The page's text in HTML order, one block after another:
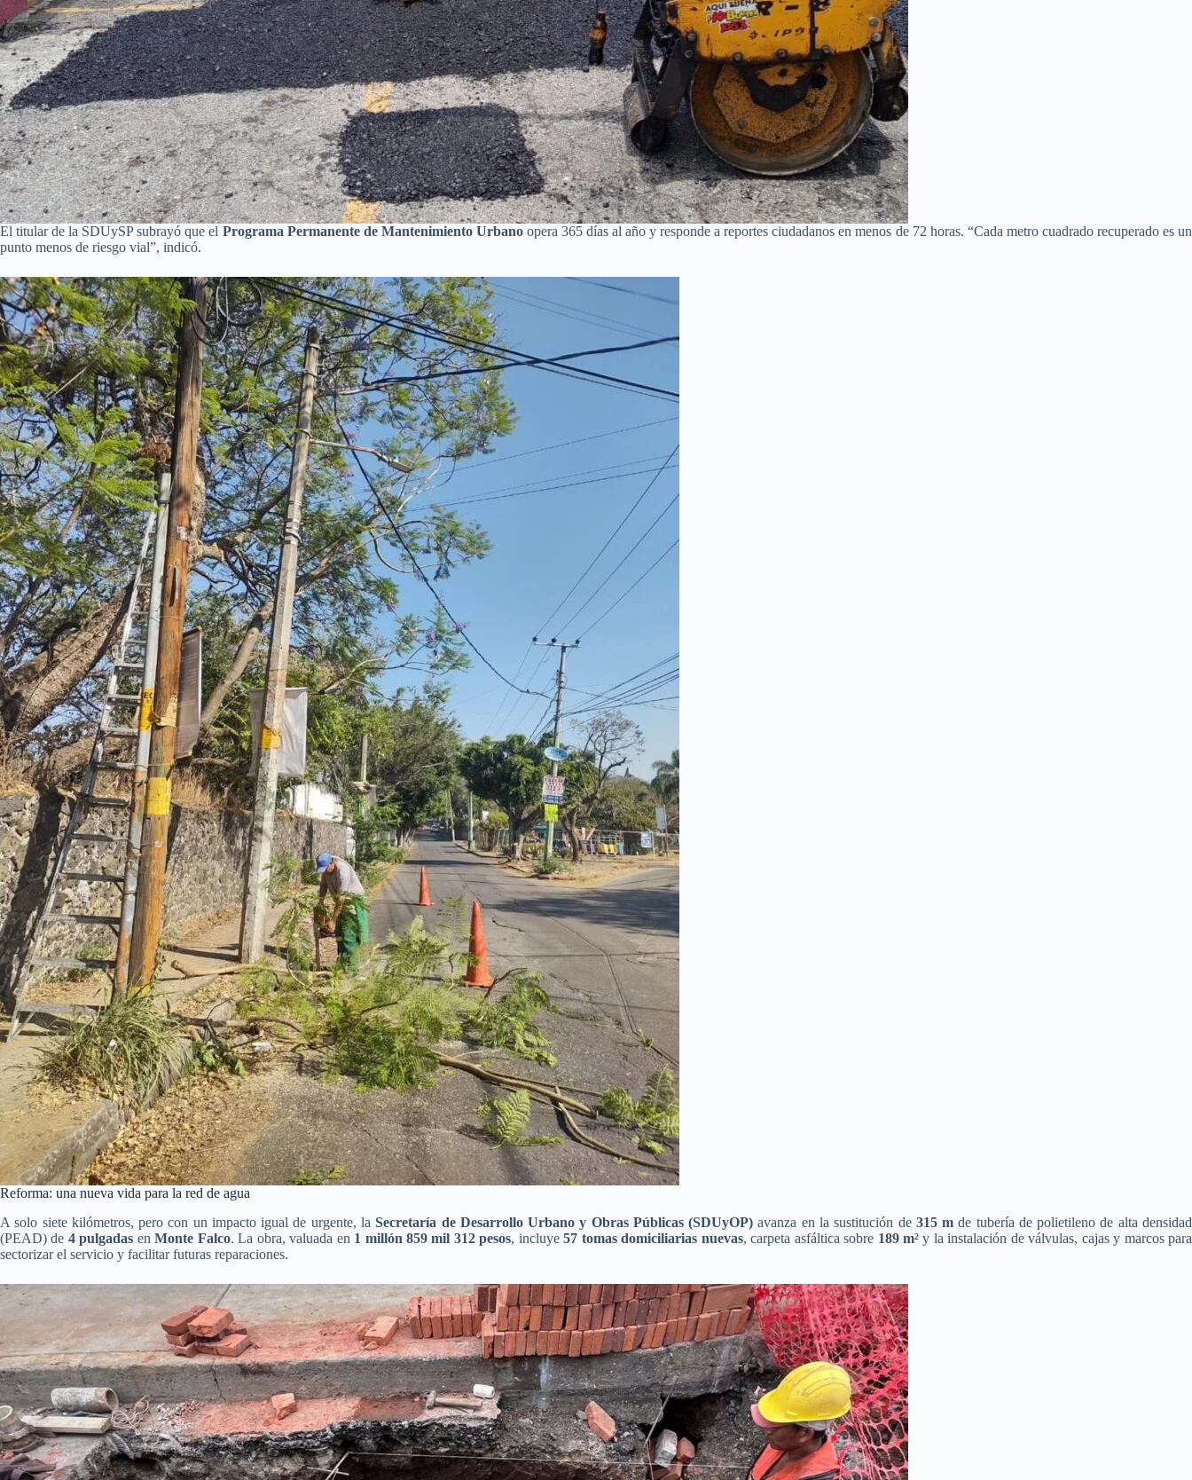
El titular de la SDUySP subrayó que el Programa Permanente de Mantenimiento Urbanoopera 365 días al año y responde a reportes ciudadanos en menos de 72 horas. “Cada metro cuadrado recuperado es un
punto menos de riesgo vial”, indicó.
Reforma: una nueva vida para la red de agua
A solo siete kilómetros, pero con un impacto igual de urgente, laSecretaría de Desarrollo Urbano y Obras Públicas (SDUyOP) avanza en la sustitución de 315 m de tubería de polietileno de alta densidad
(PEAD) de 4 pulgadas enMonte Falco. La obra, valuada en 1 millón 859 mil 312 pesos, incluye57 tomas domiciliarias nuevas, carpeta asfáltica sobre 189 m²y la instalación de válvulas, cajas y marcos para
sectorizar el servicio y facilitar futuras reparaciones.